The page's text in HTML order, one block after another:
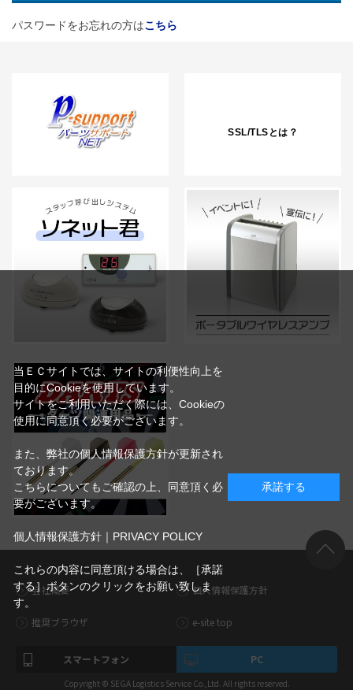
パスワードをお忘れの方はこちら
SSL/TLSとは？
会社概要 個人情報保護方針
推奨ブラウザ e-site top
スマートフォン PC
Copyright © SEGA Logistics Service Co.,Ltd. All rights reserved.
当ＥＣサイトでは、サイトの利便性向上を
目的にCookieを使用しています。
サイトをご利用いただく際には、Cookieの
使用に同意頂く必要がございます。
また、弊社の個人情報保護方針が更新され
ております。
こちらについてもご確認の上、同意頂く必
要がございます。
個人情報保護方針｜PRIVACY POLICY
これらの内容に同意頂ける場合は、［承諾
する］ボタンのクリックをお願い致しま
す。
承諾する